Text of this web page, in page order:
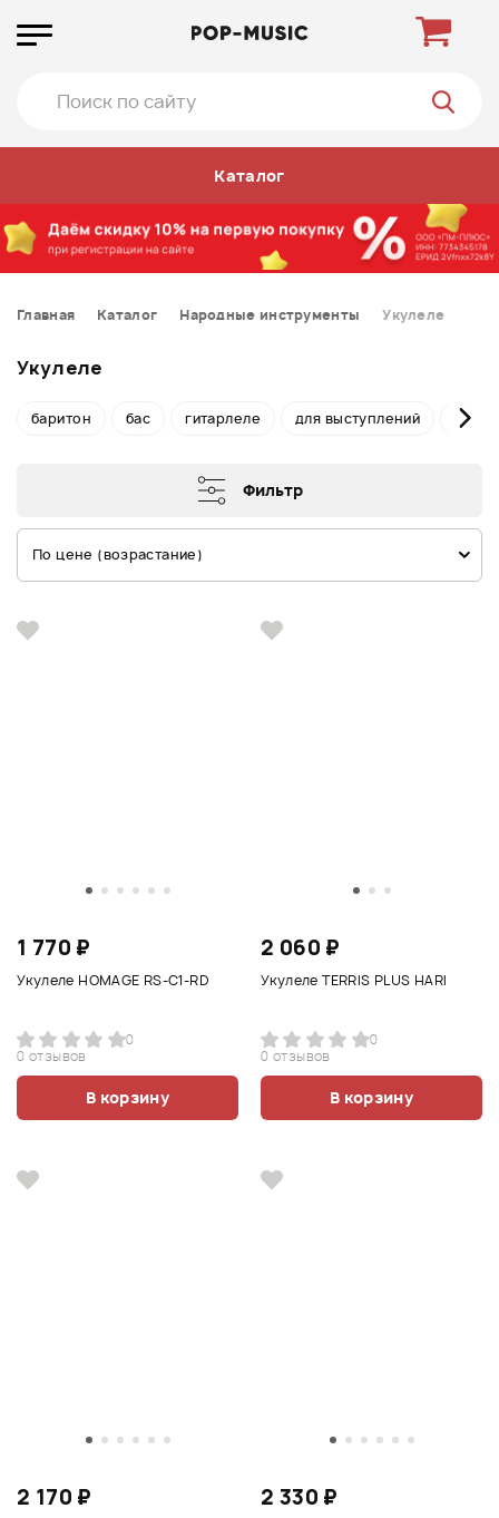
Каталог
Главная Каталог Народные инструменты Укулеле
Укулеле
баритон бас гитарлеле для выступлений
Фильтр
По цене (возрастание)
1 770 ₽
Укулеле HOMAGE RS-C1-RD
0
0 отзывов
В корзину
2 060 ₽
Укулеле TERRIS PLUS HARI
0
0 отзывов
В корзину
2 170 ₽ 2 330 ₽